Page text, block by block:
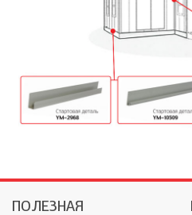
ПОЛЕЗНАЯ